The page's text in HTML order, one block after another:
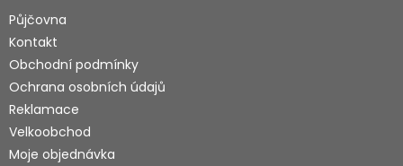
Půjčovna
Kontakt
Obchodní podmínky
Ochrana osobních údajů
Reklamace
Velkoobchod
Moje objednávka